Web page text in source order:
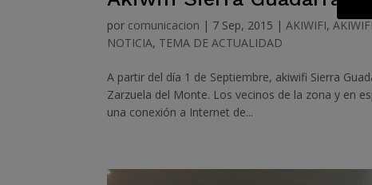
por comunicacion | 7 Sep, 2015 |AKIWIFI,
NOTICIA, TEMA DE ACTUALIDAD
A partir del día 1 de Septiembre, akiwifi Sierra
Zarzuela del Monte. Los vecinos de la zona y en
una conexión a Internet de...